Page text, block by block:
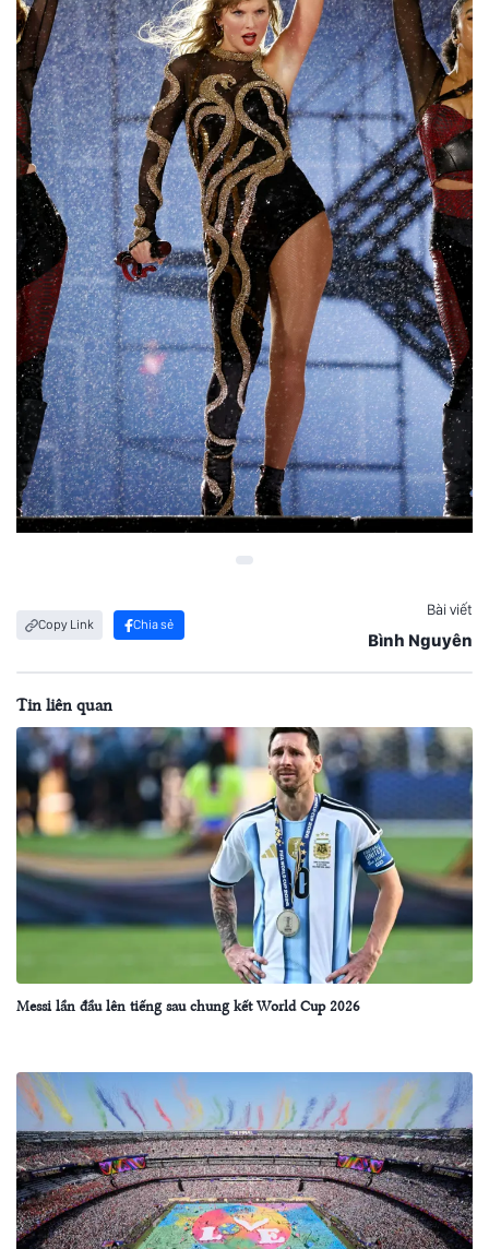
Copy Link Chia sẻ
Bài viết
Bình Nguyên
Tin liên quan
Messi lần đầu lên tiếng sau chung kết World Cup 2026